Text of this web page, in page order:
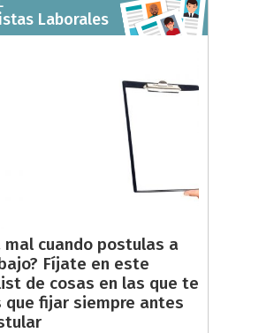
Laborales
mal cuando postulas a
Fíjate en este
de cosas en las que te
que fijar siempre antes